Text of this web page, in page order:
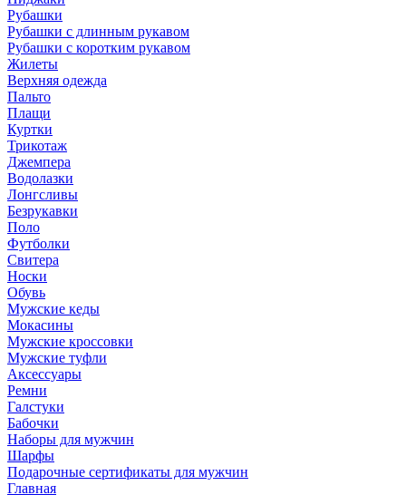
Рубашки
Рубашки с длинным рукавом
Рубашки с коротким рукавом
Жилеты
Верхняя одежда
Пальто
Плащи
Куртки
Трикотаж
Джемпера
Водолазки
Лонгсливы
Безрукавки
Поло
Футболки
Свитера
Носки
Обувь
Мужские кеды
Мокасины
Мужские кроссовки
Мужские туфли
Аксессуары
Ремни
Галстуки
Бабочки
Наборы для мужчин
Шарфы
Подарочные сертификаты для мужчин
Главная